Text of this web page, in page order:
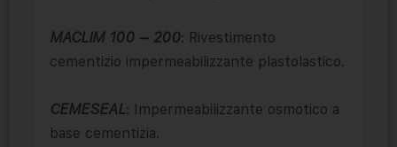
MACLIM 100 – 200: Rivestimento
cementizio impermeabilizzante plastolastico.
CEMESEAL: Impermeabilizzante osmotico a
base cementizia.